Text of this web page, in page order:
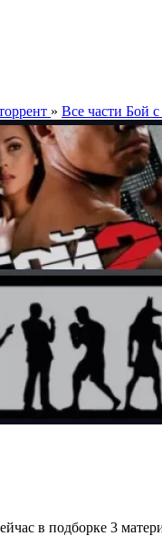
» Все части Бой с
в подборке 3